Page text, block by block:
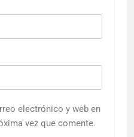
electrónico y web en
vez que comente.